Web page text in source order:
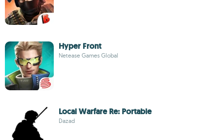
Hyper Front
Netease Games Global
Local Warfare Re: Portable
Dazad